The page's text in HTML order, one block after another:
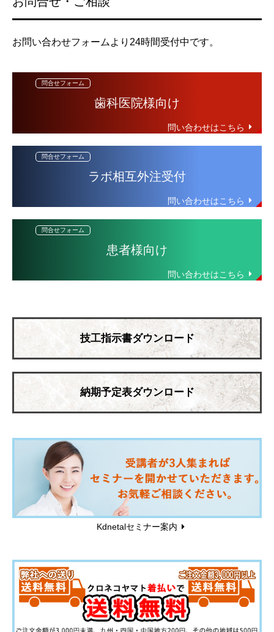
お問い合わせフォームより24時間受付中です。
歯科医院様向け
ラボ相互外注受付
患者様向け
技工指示書ダウンロード
納期予定表ダウンロード
Kdnetalセミナー案内